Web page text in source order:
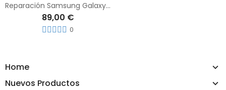
Home
Nuevos Productos
Reparación Samsung Galaxy J6
89,00 €
0